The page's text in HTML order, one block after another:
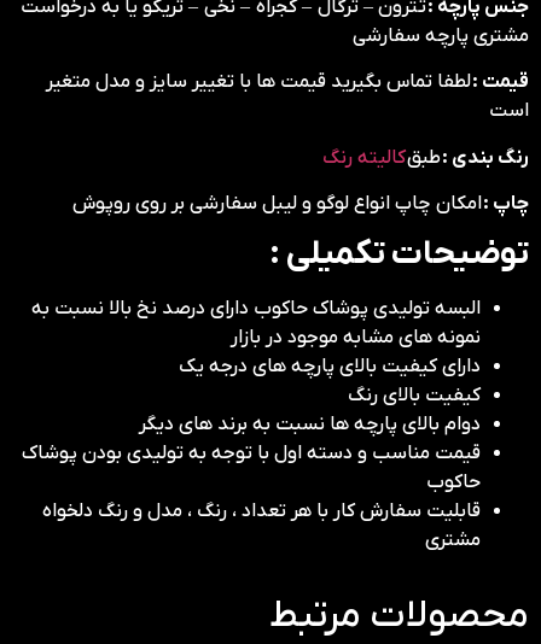
جنس پارچه :تترون – ترگال – کجراه – نخی – تریکو یا به درخواست
مشتری پارچه سفارشی
قیمت :لطفا تماس بگیرید قیمت ها با تغییر سایز و مدل متغیر
است
رنگ بندی :طبقکالیته رنگ
چاپ :امکان چاپ انواع لوگو و لیبل سفارشی بر روی روپوش
توضیحات تکمیلی :
البسه تولیدی پوشاک حاکوب دارای درصد نخ بالا نسبت به
نمونه های مشابه موجود در بازار
دارای کیفیت بالای پارچه های درجه یک
کیفیت بالای رنگ
دوام بالای پارچه ها نسبت به برند های دیگر
قیمت مناسب و دسته اول با توجه به تولیدی بودن پوشاک
حاکوب
قابلیت سفارش کار با هر تعداد ، رنگ ، مدل و رنگ دلخواه
مشتری
محصولات مرتبط